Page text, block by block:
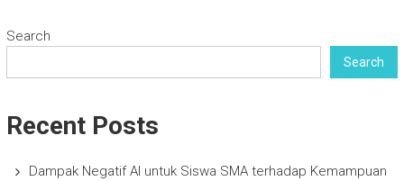
Search
Search
Recent Posts
Dampak Negatif AI untuk Siswa SMA terhadap Kemampuan